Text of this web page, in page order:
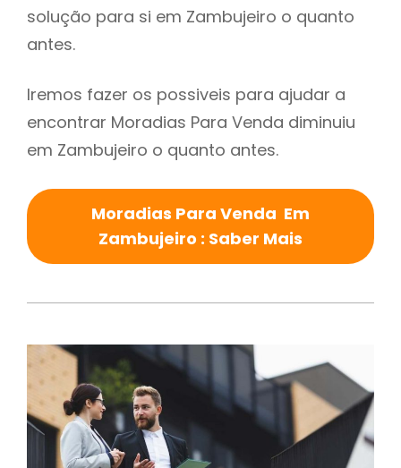
solução para si em Zambujeiro o quanto
antes.
Iremos fazer os possiveis para ajudar a
encontrar Moradias Para Venda diminuiu
em Zambujeiro o quanto antes.
Moradias Para Venda Em
Zambujeiro : Saber Mais